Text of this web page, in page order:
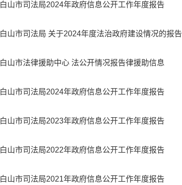
白山市司法局2024年政府信息公开工作年度报告
白山市司法局 关于2024年度法治政府建设情况的报告
白山市法律援助中心 法公开情况报告律援助信息
白山市司法局2024年政府信息公开工作年度报告
白山市司法局2023年政府信息公开工作年度报告
白山市司法局2022年政府信息公开工作年度报告
白山市司法局2021年政府信息公开工作年度报告